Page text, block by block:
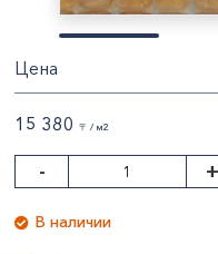
Цена
15 380 〒 / м2
- +
В наличии